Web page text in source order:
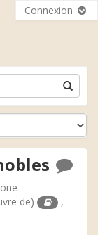
Connexion
de)
,